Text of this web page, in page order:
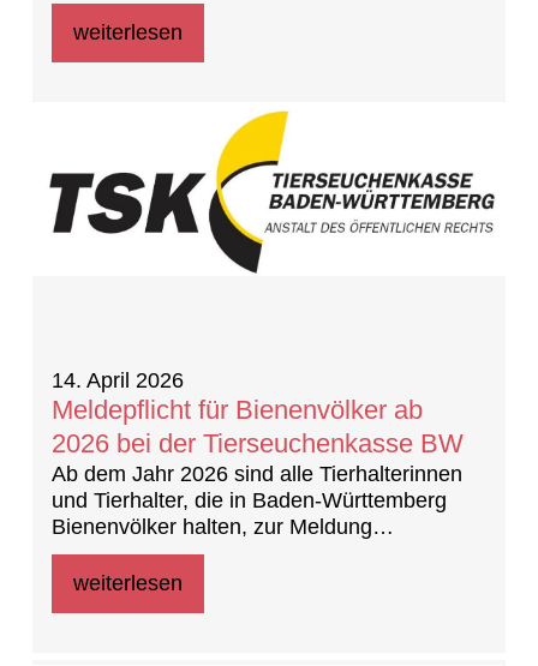
Ratssaal der Stadtverwaltung Herrenberg,
weiterlesen
14. April 2026
Meldepflicht für Bienenvölker ab
2026 bei der Tierseuchenkasse BW
Ab dem Jahr 2026 sind alle Tierhalterinnen
und Tierhalter, die in Baden-Württemberg
Bienenvölker halten, zur Meldung
verpflichtet, unabhängig von einer
Mitgliedschaft in einem Imkerverein.
weiterlesen